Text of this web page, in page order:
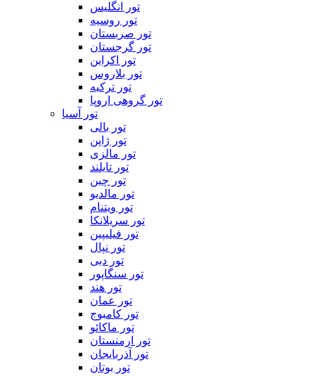
تور انگلیس
تور روسیه
تور صربستان
تور گرجستان
تور اکراین
تور بلاروس
تور ترکیه
تور گروهی اروپا
تور آسیا
تور بالی
تور ژاپن
تور مالزی
تور تایلند
تور چین
تور مالدیو
تور ویتنام
تور سریلانکا
تور فیلیپین
تور نپال
تور دبی
تور سنگاپور
تور هند
تور عمان
تور کامبوج
تور ماکائو
تور ارمنستان
تور آذربایجان
تور بوتان